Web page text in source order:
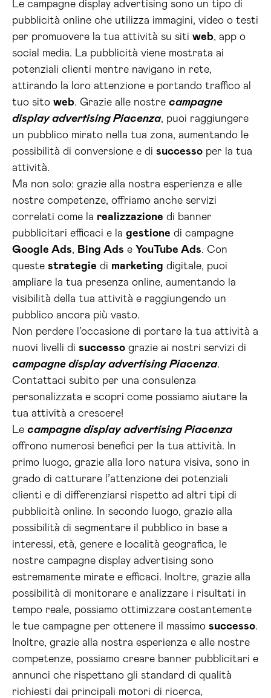
Le campagne display advertising sono un tipo di
pubblicità online che utilizza immagini, video o testi
per promuovere la tua attività su siti web, app o
social media. La pubblicità viene mostrata ai
potenziali clienti mentre navigano in rete,
attirando la loro attenzione e portando traffico al
tuo sito web. Grazie alle nostre campagne
display advertising Piacenza, puoi raggiungere
un pubblico mirato nella tua zona, aumentando le
possibilità di conversione e di successo per la tua
attività.
Ma non solo: grazie alla nostra esperienza e alle
nostre competenze, offriamo anche servizi
correlati come la realizzazione di banner
pubblicitari efficaci e la gestione di campagne
Google Ads, Bing Ads e YouTube Ads. Con
queste strategie di marketing digitale, puoi
ampliare la tua presenza online, aumentando la
visibilità della tua attività e raggiungendo un
pubblico ancora più vasto.
Non perdere l’occasione di portare la tua attività a
nuovi livelli di successo grazie ai nostri servizi di
campagne display advertising Piacenza.
Contattaci subito per una consulenza
personalizzata e scopri come possiamo aiutare la
tua attività a crescere!
Le campagne display advertising Piacenza
offrono numerosi benefici per la tua attività. In
primo luogo, grazie alla loro natura visiva, sono in
grado di catturare l’attenzione dei potenziali
clienti e di differenziarsi rispetto ad altri tipi di
pubblicità online. In secondo luogo, grazie alla
possibilità di segmentare il pubblico in base a
interessi, età, genere e località geografica, le
nostre campagne display advertising sono
estremamente mirate e efficaci. Inoltre, grazie alla
possibilità di monitorare e analizzare i risultati in
tempo reale, possiamo ottimizzare costantemente
le tue campagne per ottenere il massimo successo.
Inoltre, grazie alla nostra esperienza e alle nostre
competenze, possiamo creare banner pubblicitari e
annunci che rispettano gli standard di qualità
richiesti dai principali motori di ricerca,